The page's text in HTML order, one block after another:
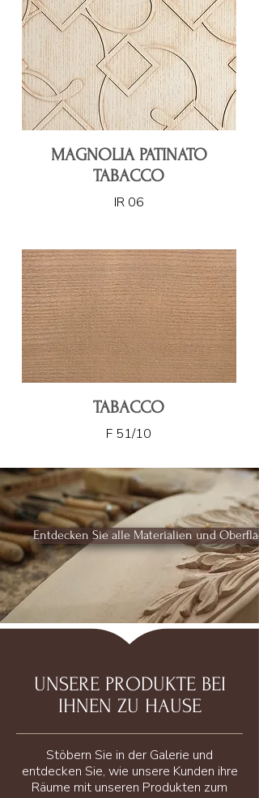
MAGNOLIA PATINATO
TABACCO
IR 06
TABACCO
F 51/10
Entdecken Sie alle Materialien und
UNSERE PRODUKTE BEI
IHNEN ZU HAUSE
Stöbern Sie in der Galerie und
entdecken Sie, wie unsere Kunden ihre
Räume mit unseren Produkten zum